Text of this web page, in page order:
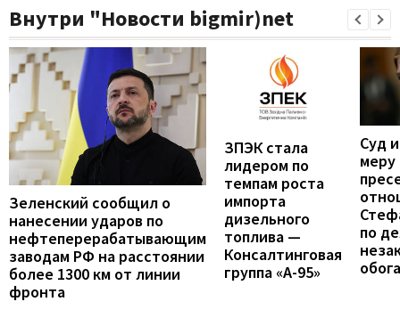
Внутри "Новости bigmir)net
Зеленский сообщил о
нанесении ударов по
нефтеперерабатывающим
заводам РФ на расстоянии
более 1300 км от линии
фронта
ЗПЭК стала
лидером по
темпам роста
импорта
дизельного
топлива —
Консалтинговая
группа «А-95»
Суд
меру
по